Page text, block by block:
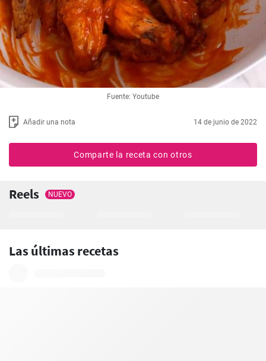
Fuente: Youtube
Añadir una nota 14 de junio de 2022
Comparte la receta con otros
Reels NUEVO
Las últimas recetas